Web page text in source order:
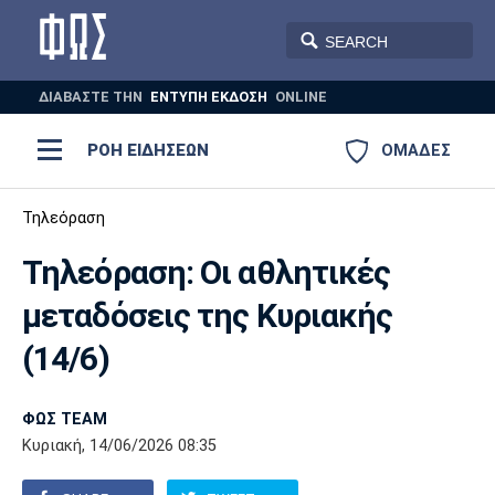
ΔΙΑΒΑΣΤΕ THN ΕΝΤΥΠΗ ΕΚΔΟΣΗ ONLINE
ΟΜΑΔΕΣ
ΡΟΗ ΕΙΔΗΣΕΩΝ
ΠΟΔΟΣΦΑΙΡΟ
ΒΟΛΕΪ ΠΟΛΟ
AUTO-MOTO
Ποδόσφαιρο
Super League 1
Super League 2
Γ Εθνική
Ελλάδα
Μπάσκετ
Ελλάδα
Εθνική
EuroLeague
Ολυμπιακοί Αγώνες
Βόλεϊ
Πόλο
Ολυμπιακός ΑΕΚ ΠΑΟΚ
Παναθηναϊκός Ατρόμητος
Τηλεόραση
Τηλεόραση: Οι αθλητικές
μεταδόσεις της Κυριακής
(14/6)
ΦΩΣ TEAM
Κυριακή, 14/06/2026 08:35